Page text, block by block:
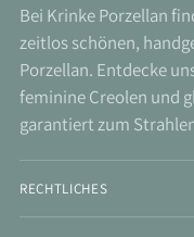
Bei Krinke Porzellan
zeitlos schönen,
Porzellan. Entdecke
feminine Creolen und
garantiert zum
RECHTLICHES